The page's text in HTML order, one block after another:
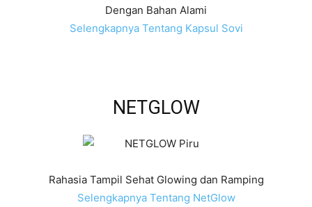
Dengan Bahan Alami
Selengkapnya Tentang Kapsul Sovi
NETGLOW
Rahasia Tampil Sehat Glowing dan Ramping
Selengkapnya Tentang NetGlow